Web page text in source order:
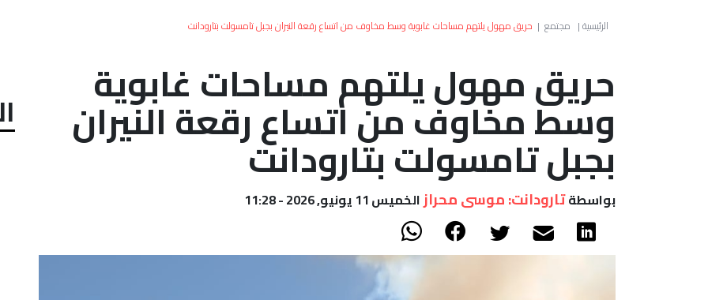
الرئيسية| مجتمع | حريق مهول يلتهم مساحات غابوية وسط مخاوف من اتساع رقعة النيران بجبل تامسولت بتارودانت
حريق مهول يلتهم مساحات غابوية
وسط مخاوف من اتساع رقعة النيران
بجبل تامسولت بتارودانت
بواسطةتارودانت: موسى محرازالخميس 11 يونيو, 2026 - 11:28